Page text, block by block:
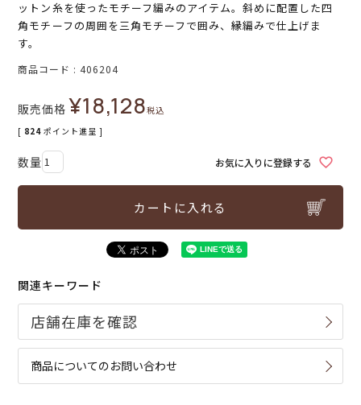
ットン糸を使ったモチーフ編みのアイテム。斜めに配置した四
角モチーフの周囲を三角モチーフで囲み、縁編みで仕上げま
す。
商品コード 406204
販売価格 ¥18,128税込
[ 824 ポイント進呈 ]
お気に入りに登録する
カートに入れる
関連キーワード
商品についてのお問い合わせ